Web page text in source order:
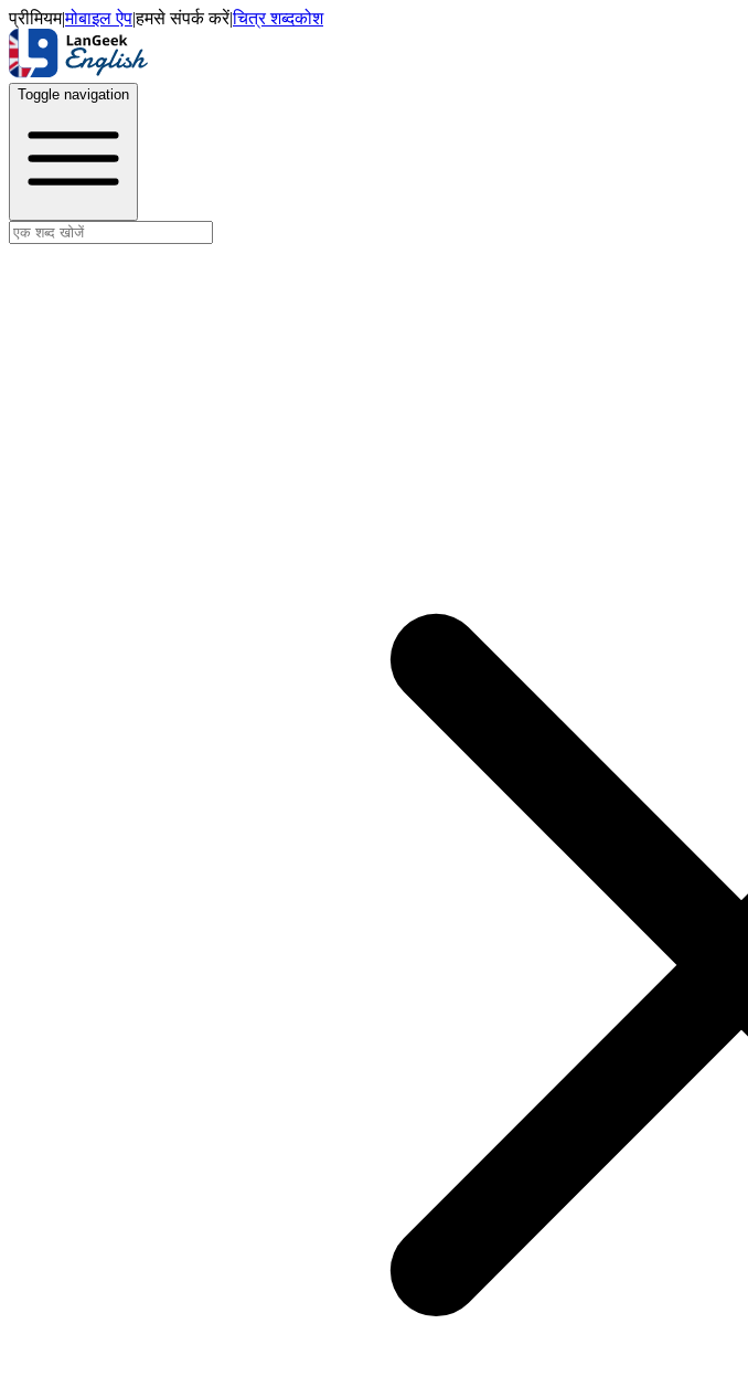
प्रीमियम|मोबाइल ऐप|हमसे संपर्क करें|चित्र शब्दकोश
Toggle navigation